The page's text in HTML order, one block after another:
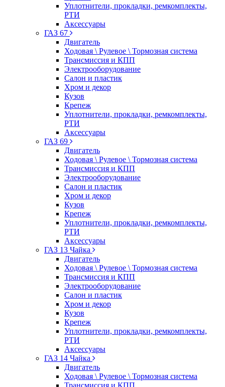
Уплотнители, прокладки, ремкомплекты,
РТИ
Аксессуары
ГАЗ 67
Двигатель
Ходовая \ Рулевое \ Тормозная система
Трансмиссия и КПП
Электрооборудование
Салон и пластик
Хром и декор
Кузов
Крепеж
Уплотнители, прокладки, ремкомплекты,
РТИ
Аксессуары
ГАЗ 69
Двигатель
Ходовая \ Рулевое \ Тормозная система
Трансмиссия и КПП
Электрооборудование
Салон и пластик
Хром и декор
Кузов
Крепеж
Уплотнители, прокладки, ремкомплекты,
РТИ
Аксессуары
ГАЗ 13 Чайка
Двигатель
Ходовая \ Рулевое \ Тормозная система
Трансмиссия и КПП
Электрооборудование
Салон и пластик
Хром и декор
Кузов
Крепеж
Уплотнители, прокладки, ремкомплекты,
РТИ
Аксессуары
ГАЗ 14 Чайка
Двигатель
Ходовая \ Рулевое \ Тормозная система
Трансмиссия и КПП